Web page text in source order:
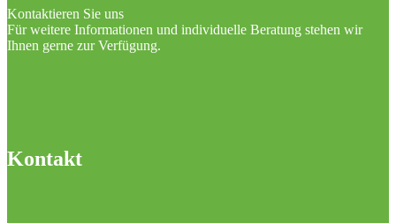
Kontaktieren Sie uns
Für weitere Informationen und individuelle Beratung stehen wir
Ihnen gerne zur Verfügung.
Kontakt